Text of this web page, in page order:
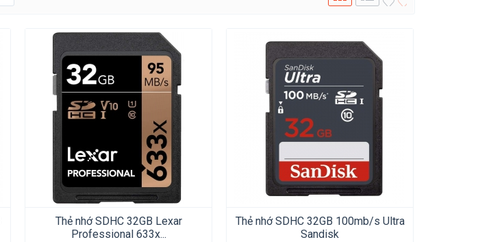
Thẻ nhớ SDHC 32GB Lexar
Professional 633x...
Thẻ nhớ SDHC 32GB 100mb/s Ultra
Sandisk